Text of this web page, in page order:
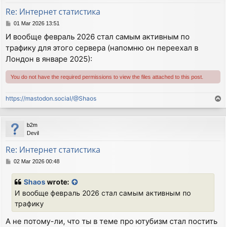
Re: Интернет статистика
P
s
t
01 Mar 2026 13:51
И вообще февраль 2026 стал самым активным по
трафику для этого сервера (напомню он переехал в
Лондон в январе 2025):
You do not have the required permissions to view the files attached to this post.
https://mastodon.social/@Shaos
o
p
b2m
Devil
Re: Интернет статистика
P02 Mar 2026 00:48
Shaoswrote:
И вообще февраль 2026 стал самым активным по
трафику
А не потому-ли, что ты в теме про ютубизм стал постить